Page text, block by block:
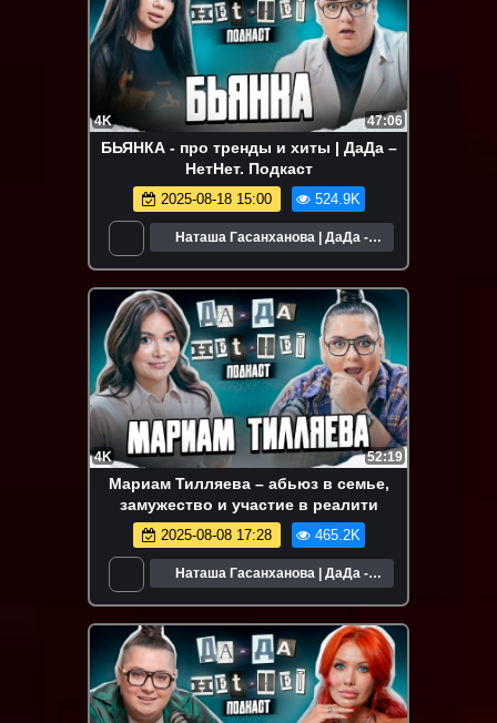
4K 47:06
БЬЯНКА - про тренды и хиты | ДаДа –
НетНет. Подкаст
2025-08-18 15:00 524.9K
Наташа Гасанханова | ДаДа -
4K 52:19
Мариам Тилляева – абьюз в семье,
замужество и участие в реалити
2025-08-08 17:28 465.2K
Наташа Гасанханова | ДаДа -